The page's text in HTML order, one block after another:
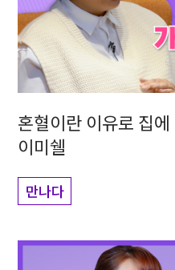
혼혈이란 이유로 집
이미쉘
만나다